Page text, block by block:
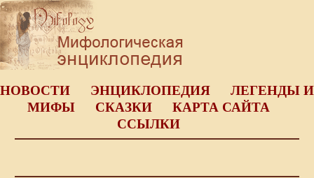
НОВОСТИ ЭНЦИКЛОПЕДИЯ
ЛЕГЕНДЫ И
МИФЫ
СКАЗКИ
КАРТА САЙТА
ССЫЛКИ